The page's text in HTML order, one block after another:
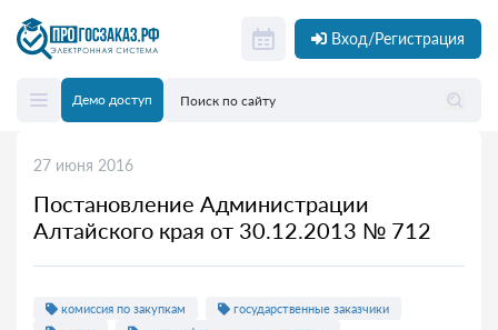
Вход/Регистрация
Демо доступ
27 июня 2016
Постановление Администрации
Алтайского края от 30.12.2013 № 712
комиссия по закупкам
государственные заказчики